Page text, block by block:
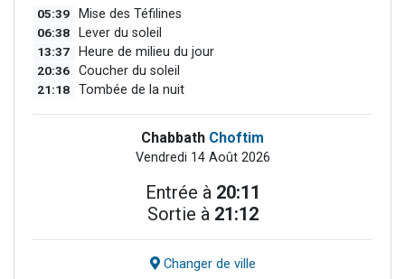
05:39 Mise des Téfilines
06:38 Lever du soleil
13:37 Heure de milieu du jour
20:36 Coucher du soleil
21:18 Tombée de la nuit
Chabbath Choftim
Vendredi 14 Août 2026
Entrée à 20:11
Sortie à 21:12
Changer de ville